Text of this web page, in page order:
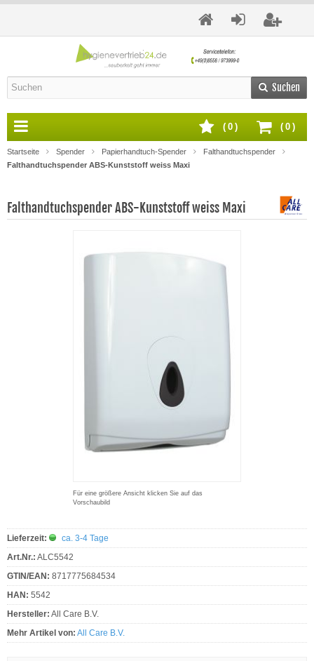
Suchen
( 0 )
( 0 )
Startseite Spender Papierhandtuch-Spender
Falthandtuchspender
Falthandtuchspender ABS-Kunststoff weiss Maxi
Falthandtuchspender ABS-Kunststoff weiss Maxi
Für eine größere Ansicht klicken Sie auf das
Vorschaubild
Lieferzeit:
ca. 3-4 Tage
Art.Nr.: ALC5542
GTIN/EAN: 8717775684534
HAN: 5542
Hersteller: All Care B.V.
Mehr Artikel von: All Care B.V.